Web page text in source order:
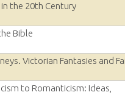
the 20th Century
Bible
Victorian Fantasies and
to Romanticism: Ideas,